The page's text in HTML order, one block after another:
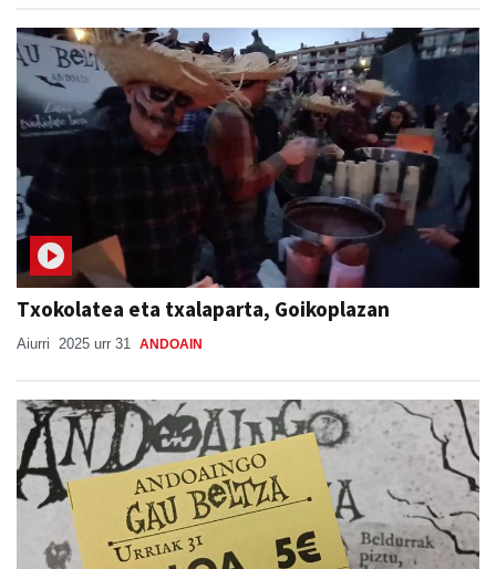
Txokolatea eta txalaparta, Goikoplazan
Aiurri 2025 urr 31 ANDOAIN